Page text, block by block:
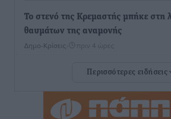
Το στενό της Κρεμαστής μπήκε στη
θαυμάτων της αναμονής
Δημο-Κρίσεις πριν 4 ώρες
ΣΕΤΕ: Σημαντική θεσμική εξέλιξη η
για τον τουρισμό
• πριν 4 ώρες
Περισσότερες ειδήσεις